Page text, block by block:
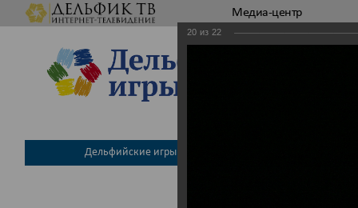
Медиа-центр
Дельфийские игры
20 из 22